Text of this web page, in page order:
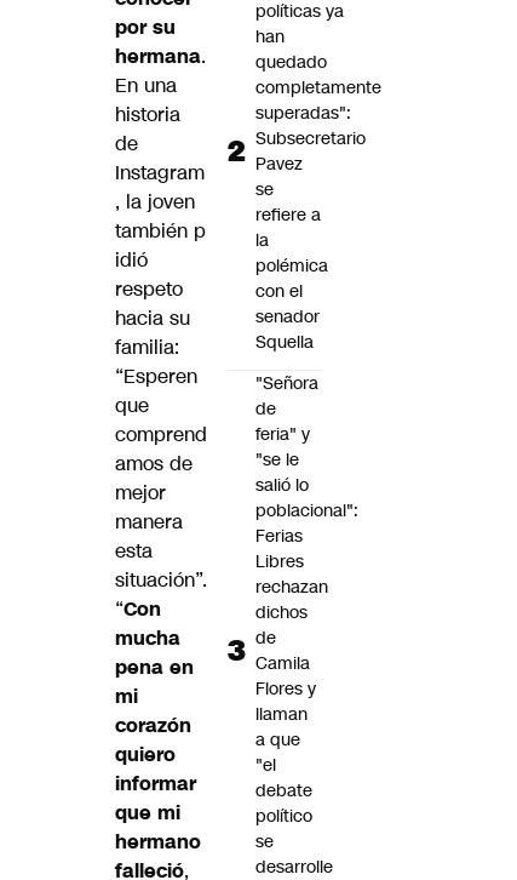
por su
hermana.
En una
historia
de
Instagram
, la joven
también p
idió
respeto
hacia su
familia:
“Esperen
que
comprend
amos de
mejor
manera
esta
situación”.
“Con
mucha
pena en
mi
corazón
quiero
informar
que mi
hermano
falleció,
políticas ya
han
quedado
completamente
superadas":
Subsecretario
Pavez
se
refiere a
la
polémica
con el
senador
Squella
"Señora
de
feria" y
"se le
salió lo
poblacional":
Ferias
Libres
rechazan
dichos
de
Camila
Flores y
llaman
a que
"el
debate
político
se
desarrolle